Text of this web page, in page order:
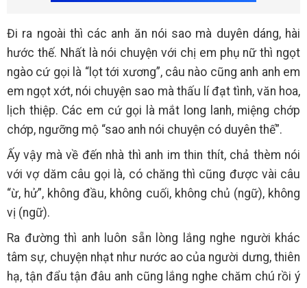
Đi ra ngoài thì các anh ăn nói sao mà duyên dáng, hài
hước thế. Nhất là nói chuyện với chị em phụ nữ thì ngọt
ngào cứ gọi là “lọt tới xương”, câu nào cũng anh anh em
em ngọt xớt, nói chuyện sao mà thấu lí đạt tình, văn hoa,
lịch thiệp. Các em cứ gọi là mắt long lanh, miệng chớp
chớp, ngưỡng mộ “sao anh nói chuyện có duyên thế”.
Ấy vậy mà về đến nhà thì anh im thin thít, chả thèm nói
với vợ dăm câu gọi là, có chăng thì cũng được vài câu
“ừ, hử”, không đầu, không cuối, không chủ (ngữ), không
vị (ngữ).
Ra đường thì anh luôn sẵn lòng lắng nghe người khác
tâm sự, chuyện nhạt như nước ao của người dưng, thiên
hạ, tận đẩu tận đâu anh cũng lắng nghe chăm chú rồi ý